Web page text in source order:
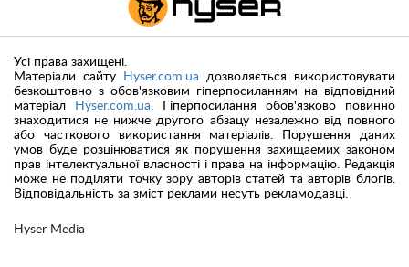
Hyser Media
Усі права захищені.
Матеріали сайту
Hyser.com.ua дозволяється використовувати
безкоштовно з обов'язковим гіперпосиланням на відповідний
матеріал
Hyser.com.ua . Гіперпосилання обов'язково повинно
знаходитися не нижче другого абзацу незалежно від повного
або часткового використання матеріалів. Порушення даних
умов буде розцінюватися як порушення захищаемих законом
прав інтелектуальної власності і права на інформацію. Редакція
може не поділяти точку зору авторів статей та авторів блогів.
Відповідальність за зміст реклами несуть рекламодавці.